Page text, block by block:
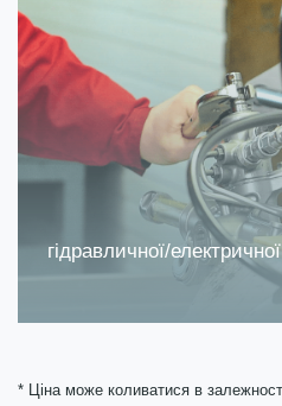
гідравличної/
* Ціна може коливатися в